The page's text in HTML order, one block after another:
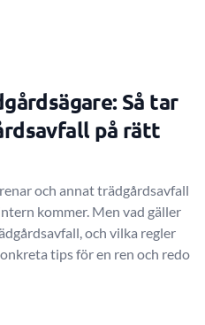
Så tar
på rätt
och annat trädgårdsavfall
kommer. Men vad gäller
och vilka regler
tips för en ren och redo